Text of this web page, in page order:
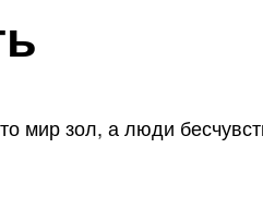
зол, а люди